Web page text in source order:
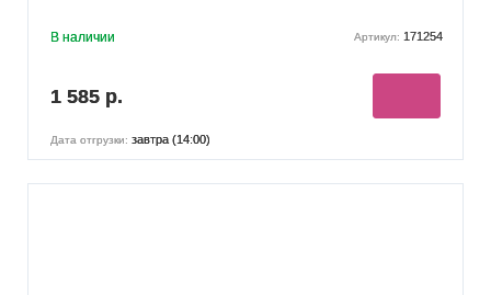
В наличии Артикул: 171254
1 585 р.
Дата отгрузки: завтра (14:00)